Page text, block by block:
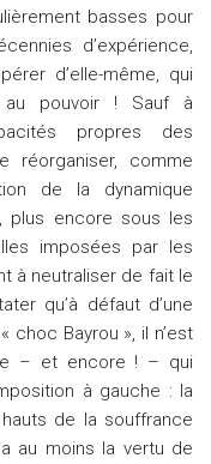
basses pour
d’expérience,
d’elle-même, qui
pouvoir ! Sauf à
propres des
comme
de la dynamique
plus encore sous les
imposées par les
à neutraliser de fait le
qu’à défaut d’une
choc Bayrou », il n’est
– et encore ! – qui
à gauche : la
de la souffrance
au moins la vertu de